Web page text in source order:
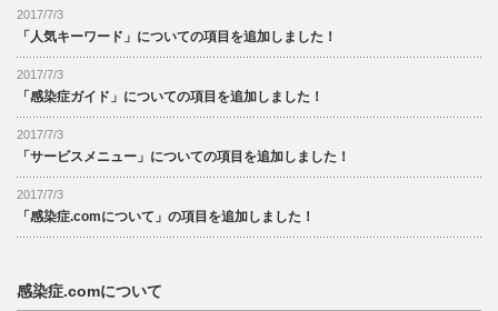
2017/7/3
「人気キーワード」についての項目を追加しました！
2017/7/3
「感染症ガイド」についての項目を追加しました！
2017/7/3
「サービスメニュー」についての項目を追加しました！
2017/7/3
「感染症.comについて」の項目を追加しました！
感染症.comについて